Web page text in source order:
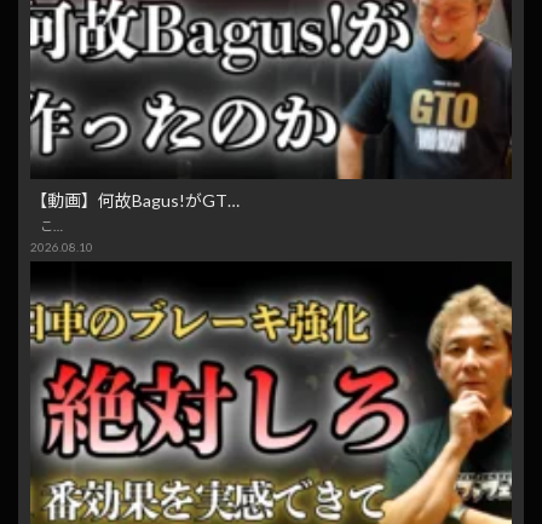
【動画】何故Bagus!がGT…
こ…
2026.08.10